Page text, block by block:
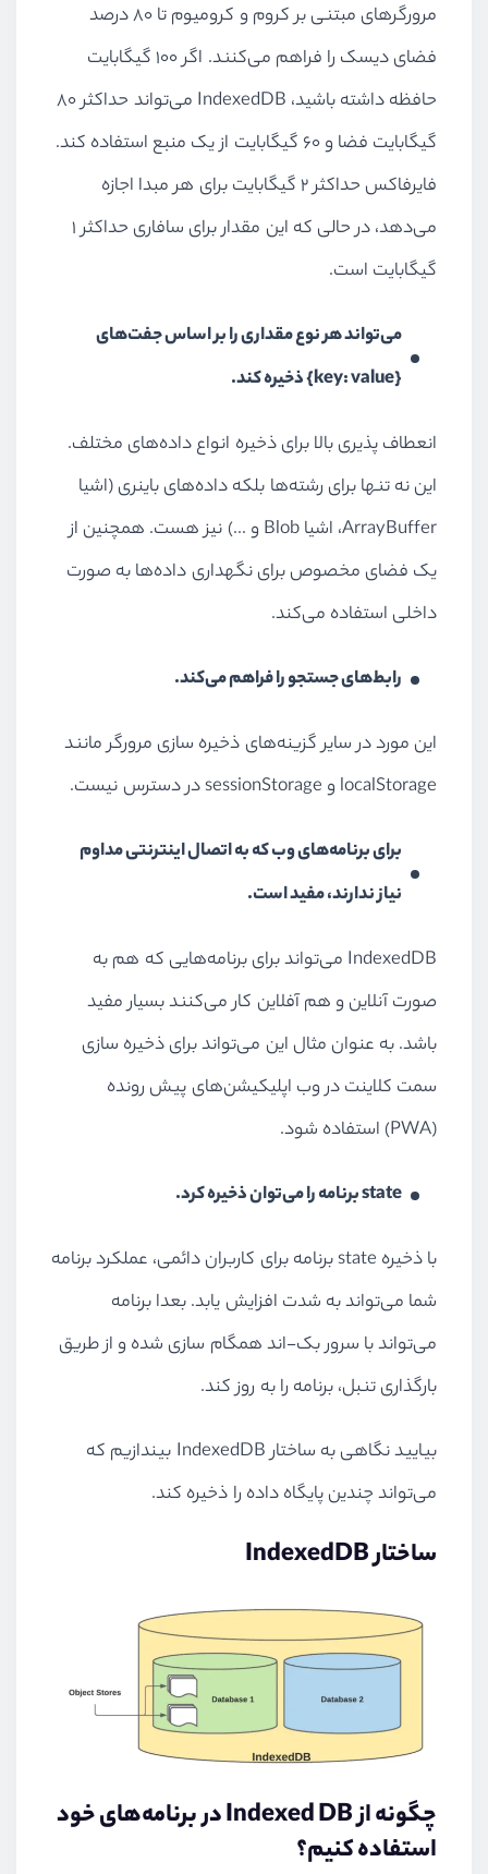
مرورگرهای مبتنی بر کروم و کرومیوم تا 80 درصد
فضای دیسک را فراهم می‌کنند. اگر 100 گیگابایت
حافظه داشته باشید، IndexedDB
می‌تواند حداکثر 80
گیگابایت فضا و 60 گیگابایت از یک منبع استفاده کند.
فایرفاکس حداکثر 2 گیگابایت برای هر مبدا اجازه
می‌دهد، در حالی که این مقدار برای سافاری حداکثر 1
گیگابایت است.
می‌تواند هر نوع مقداری را بر اساس جفت‌های
{
key: value} ذخیره کند.
انعطاف پذیری بالا برای ذخیره انواع داده‌های مختلف.
این نه تنها برای رشته‌ها بلکه داده‌های باینری (اشیا
ArrayBuffer، اشیاBlob و ...) نیز هست. همچنین از
یک فضای مخصوص برای نگهداری داده‌ها به صورت
داخلی استفاده می‌کند.
رابط‌های جستجو را فراهم می‌کند.
این مورد در سایر گزینه‌های ذخیره سازی مرورگر مانند
localStorage وsessionStorageدر دسترس نیست.
برای برنامه‌های وب که به اتصال اینترنتی مداوم
نیاز ندارند، مفید است.
IndexedDB می‌تواند برای برنامه‌هایی که هم به
صورت آنلاین و هم آفلاین کار می‌کنند بسیار مفید
باشد. به عنوان مثال این می‌تواند برای ذخیره سازی
سمت کلاینت در وب اپلیکیشن‌های پیش رونده
(PWA) استفاده شود.
stateبرنامه را می‌توان ذخیره کرد.
با ذخیره stateبرنامه برای کاربران دائمی، عملکرد برنامه
شما می‌تواند به شدت افزایش یابد. بعدا برنامه
می‌تواند با سرور بک-اند همگام سازی شده و از طریق
بارگذاری تنبل، برنامه را به روز کند.
بیایید نگاهی به ساختارIndexedDB بیندازیم که
می‌تواند چندین پایگاه داده را ذخیره کند.
ساختارIndexedDB
چگونه ازIndexed DBدر برنامه‌های خود
استفاده کنیم؟